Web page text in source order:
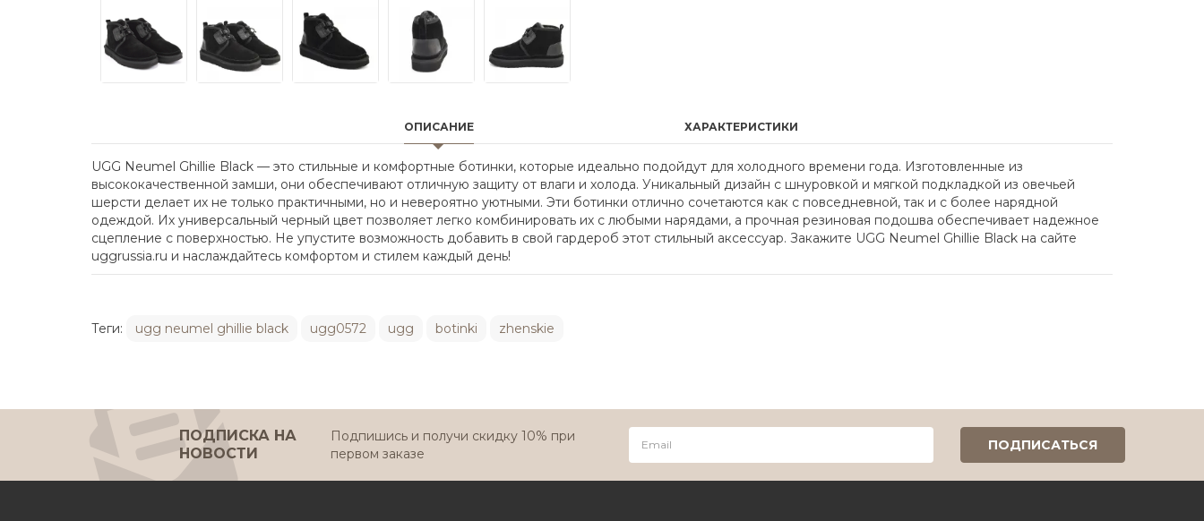
ОПИСАНИЕ ХАРАКТЕРИСТИКИ
UGG Neumel Ghillie Black — это стильные и комфортные ботинки, которые идеально подойдут для холодного времени года. Изготовленные из
высококачественной замши, они обеспечивают отличную защиту от влаги и холода. Уникальный дизайн с шнуровкой и мягкой подкладкой из овечьей
шерсти делает их не только практичными, но и невероятно уютными. Эти ботинки отлично сочетаются как с повседневной, так и с более нарядной
одеждой. Их универсальный черный цвет позволяет легко комбинировать их с любыми нарядами, а прочная резиновая подошва обеспечивает надежное
сцепление с поверхностью. Не упустите возможность добавить в свой гардероб этот стильный аксессуар. Закажите UGG Neumel Ghillie Black на сайте
uggrussia.ru и наслаждайтесь комфортом и стилем каждый день!
Теги: ugg neumel ghillie black ugg0572 ugg botinki zhenskie
ПОДПИСКА НА
НОВОСТИ
Подпишись и получи скидку 10% при
первом заказе